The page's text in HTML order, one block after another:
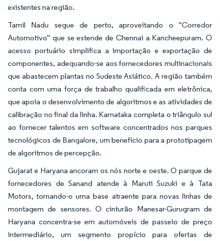
existentes na região.
Tamil Nadu segue de perto, aproveitando o "Corredor
Automotivo" que se estende de Chennai a Kancheepuram. O
acesso portuário simplifica a importação e exportação de
componentes, adequando-se aos fornecedores multinacionais
que abastecem plantas no Sudeste Asiático. A região também
conta com uma força de trabalho qualificada em eletrônica,
que apoia o desenvolvimento de algoritmos e as atividades de
calibração no final da linha. Karnataka completa o triângulo sul
ao fornecer talentos em software concentrados nos parques
tecnológicos de Bangalore, um benefício para a prototipagem
de algoritmos de percepção.
Gujarat e Haryana ancoram os nós norte e oeste. O parque de
fornecedores de Sanand atende à Maruti Suzuki e à Tata
Motors, tornando-o uma base atraente para novas linhas de
montagem de sensores. O cinturão Manesar-Gurugram de
Haryana concentra-se em automóveis de passeio de preço
intermediário, um segmento propício para ofertas de